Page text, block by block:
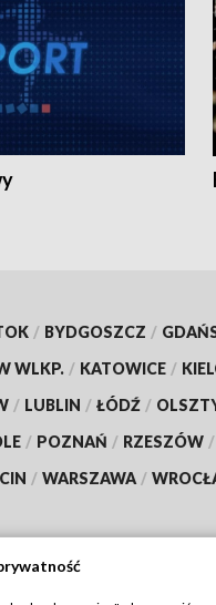
/ BYDGOSZCZ /
WLKP. / KATOWICE /
/ LUBLIN / ŁÓDŹ /
/ POZNAŃ / RZESZÓW /
/ WARSZAWA /